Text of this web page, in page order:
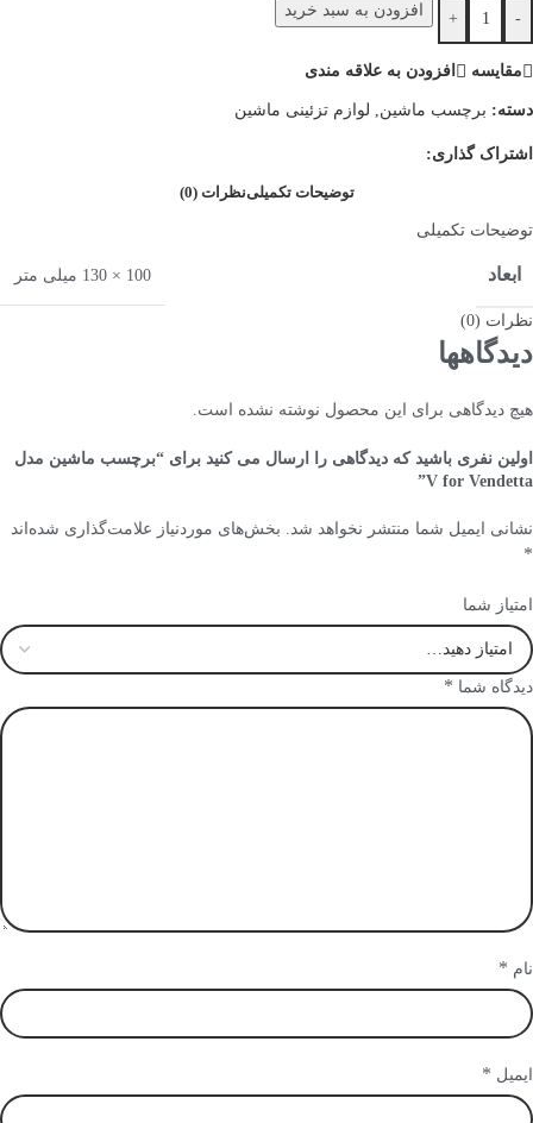
-
+ افزودن به سبد خرید
مقایسه افزودن به علاقه مندی
دسته: برچسب ماشین, لوازم تزئینی ماشین
اشتراک گذاری:
توضیحات تکمیلینظرات (0)
توضیحات تکمیلی
ابعاد 100 × 130 میلی متر
نظرات (0)
دیدگاهها
هیچ دیدگاهی برای این محصول نوشته نشده است.
اولین نفری باشید که دیدگاهی را ارسال می کنید برای “برچسب ماشین مدل
V for Vendetta”
نشانی ایمیل شما منتشر نخواهد شد. بخش‌های موردنیاز علامت‌گذاری شده‌اند
*
امتیاز شما
دیدگاه شما *
نام *
ایمیل *